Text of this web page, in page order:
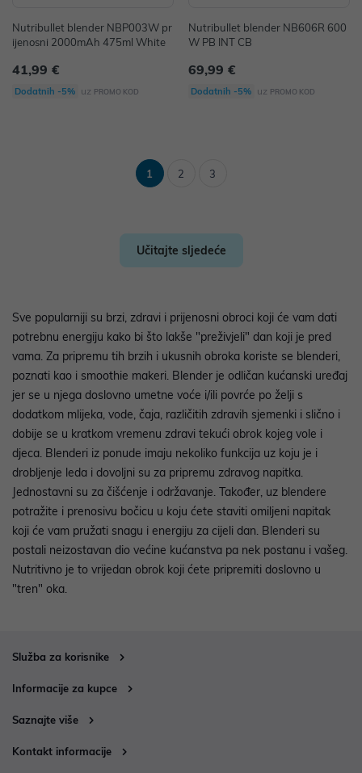
Nutribullet blender NBP003W pr
ijenosni 2000mAh 475ml White
41,99 €
Dodatnih -5% uz PROMO KOD
Nutribullet blender NB606R 600
W PB INT CB
69,99 €
Dodatnih -5% uz PROMO KOD
1 2 3
Učitajte sljedeće
Sve popularniji su brzi, zdravi i prijenosni obroci koji će vam dati
potrebnu energiju kako bi što lakše "preživjeli" dan koji je pred
vama. Za pripremu tih brzih i ukusnih obroka koriste se blenderi,
poznati kao i smoothie makeri. Blender je odličan kućanski uređaj
jer se u njega doslovno umetne voće i/ili povrće po želji s
dodatkom mlijeka, vode, čaja, različitih zdravih sjemenki i slično i
dobije se u kratkom vremenu zdravi tekući obrok kojeg vole i
djeca. Blenderi iz ponude imaju nekoliko funkcija uz koju je i
drobljenje leda i dovoljni su za pripremu zdravog napitka.
Jednostavni su za čišćenje i održavanje. Također, uz blendere
potražite i prenosivu bočicu u koju ćete staviti omiljeni napitak
koji će vam pružati snagu i energiju za cijeli dan. Blenderi su
postali neizostavan dio većine kućanstva pa nek postanu i vašeg.
Nutritivno je to vrijedan obrok koji ćete pripremiti doslovno u
"tren" oka.
Služba za korisnike
Informacije za kupce
Saznajte više
Kontakt informacije